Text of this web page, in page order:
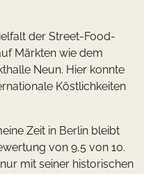
der Street-Food-
Märkten wie dem
Neun. Hier konnte
Köstlichkeiten
Zeit in Berlin bleibt
von 9,5 von 10.
mit seiner historischen